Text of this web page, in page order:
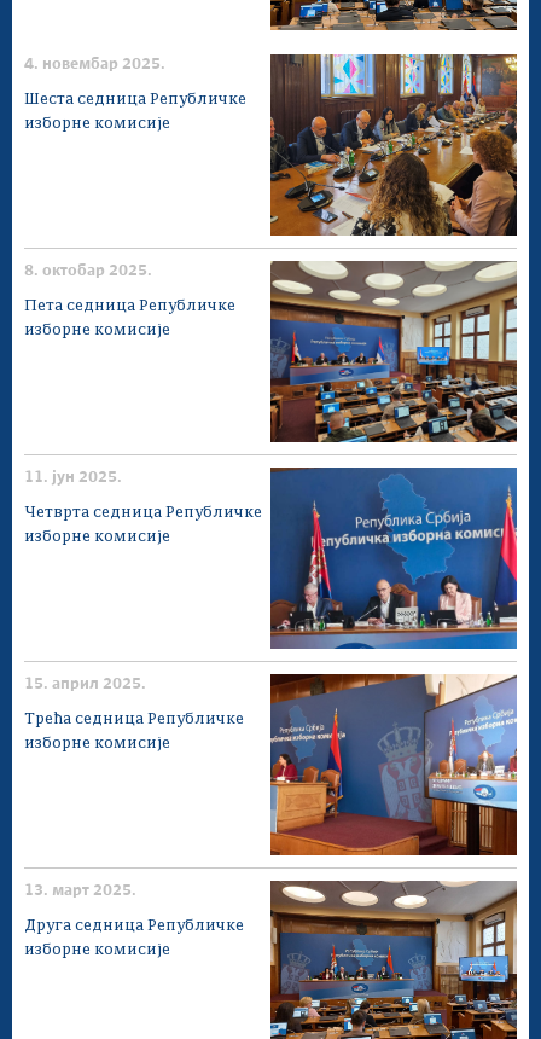
4. новембар 2025.
Шеста седница Републичке
изборне комисије
8. октобар 2025.
Пета седница Републичке
изборне комисије
11. јун 2025.
Четврта седница Републичке
изборне комисије
15. април 2025.
Трећа седница Републичке
изборне комисије
13. март 2025.
Друга седница Републичке
изборне комисије